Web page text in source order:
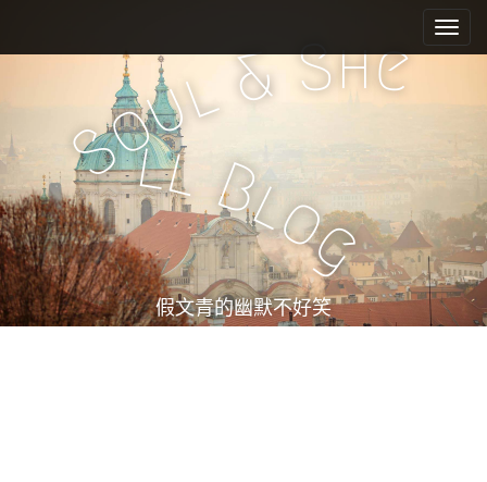
e
n
u
i
c
n
t
e
n
t
Soul&She
ll Bl
og
假文青的幽默不好笑